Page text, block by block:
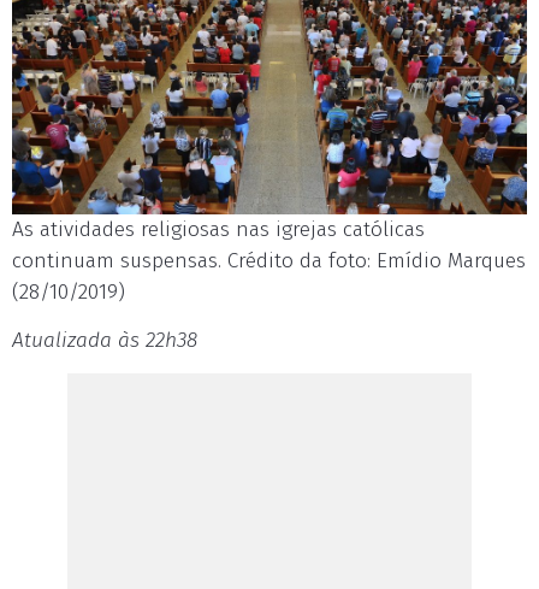
As atividades religiosas nas igrejas católicas
continuam suspensas. Crédito da foto: Emídio Marques
(28/10/2019)
Atualizada às 22h38